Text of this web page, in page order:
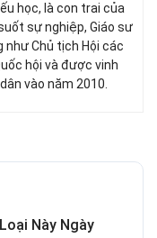
học, là con trai của
sự nghiệp, Giáo sư
như Chủ tịch Hội các
hội và được vinh
vào năm 2010.
Này Ngày